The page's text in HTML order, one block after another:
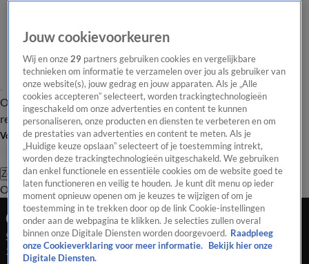
Overzicht Laatste nieuws Regionieuws Het beste van Hart
Tip de
redactie
Volg Hart van Nederland
Zoeken
OverzichtRegioUitzendingenWeerTip de redactiePanelVideo's
Ochtend Editie
Seizoen 2026, aflevering 2180
23 mei, 09:00
Jouw cookievoorkeuren
Wij en onze29 partners gebruiken cookies en vergelijkbare
technieken om informatie te verzamelen over jou als gebruiker van
onze website(s), jouw gedrag en jouw apparaten. Als je „Alle
cookies accepteren” selecteert, worden trackingtechnologieën
ingeschakeld om onze advertenties en content te kunnen
personaliseren, onze producten en diensten te verbeteren en om
de prestaties van advertenties en content te meten. Als je
„Huidige keuze opslaan” selecteert of je toestemming intrekt,
worden deze trackingtechnologieën uitgeschakeld. We gebruiken
dan enkel functionele en essentiële cookies om de website goed te
laten functioneren en veilig te houden. Je kunt dit menu op ieder
moment opnieuw openen om je keuzes te wijzigen of om je
toestemming in te trekken door op de link Cookie-instellingen
onder aan de webpagina te klikken. Je selecties zullen overal
binnen onze Digitale Diensten worden doorgevoerd. Raadpleeg
onze Cookieverklaring voor meer informatie.
Bekijk hier onze
Digitale Diensten.